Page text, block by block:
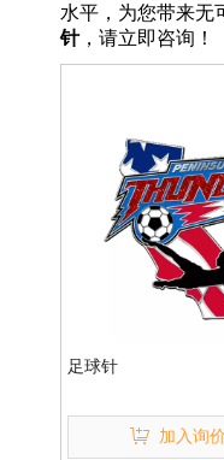
水平，为您带来无
针，请立即咨询！
足球针
加入询